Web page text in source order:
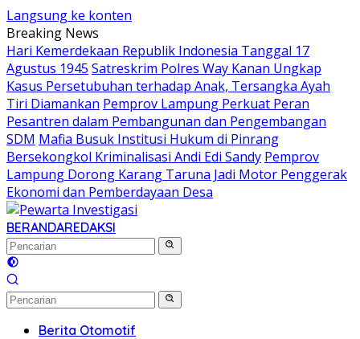
Langsung ke konten
Breaking News
Hari Kemerdekaan Republik Indonesia Tanggal 17
Agustus 1945 Satreskrim Polres Way Kanan Ungkap
Kasus Persetubuhan terhadap Anak, Tersangka Ayah
Tiri Diamankan Pemprov Lampung Perkuat Peran
Pesantren dalam Pembangunan dan Pengembangan
SDM Mafia Busuk Institusi Hukum di Pinrang
Bersekongkol Kriminalisasi Andi Edi Sandy Pemprov
Lampung Dorong Karang Taruna Jadi Motor Penggerak
Ekonomi dan Pemberdayaan Desa
BERANDAREDAKSI
Berita Otomotif